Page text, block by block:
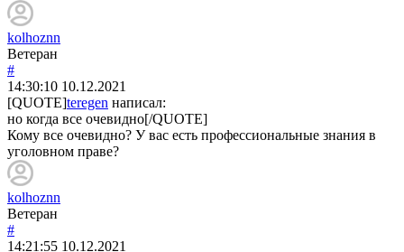
kolhoznn
Ветеран
#
14:30:10 10.12.2021
[QUOTE]teregen написал:
но когда все очевидно[/QUOTE]
Кому все очевидно? У вас есть профессиональные знания в
уголовном праве?
kolhoznn
Ветеран
#
14:21:55 10.12.2021